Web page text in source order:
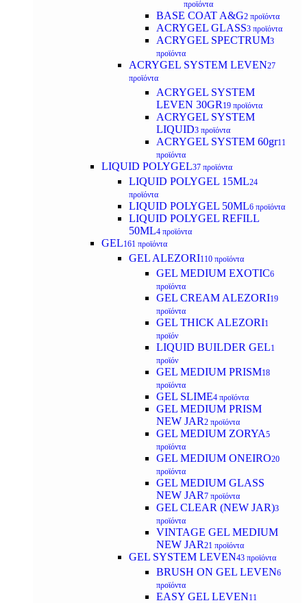
προϊόντα
BASE COAT A&G2 προϊόντα
ACRYGEL GLASS3 προϊόντα
ACRYGEL SPECTRUM3
προϊόντα
ACRYGEL SYSTEM LEVEN27
προϊόντα
ACRYGEL SYSTEM
LEVEN 30GR 19 προϊόντα
ACRYGEL SYSTEM
LIQUID3 προϊόντα
ACRYGEL SYSTEM 60gr11
προϊόντα
LIQUID POLYGEL37 προϊόντα
LIQUID POLYGEL 15ML24
προϊόντα
LIQUID POLYGEL 50ML6 προϊόντα
LIQUID POLYGEL REFILL
50ML4 προϊόντα
GEL161 προϊόντα
GEL ALEZORI110 προϊόντα
GEL MEDIUM EXOTIC6
προϊόντα
GEL CREAM ALEZORI19
προϊόντα
GEL THICK ALEZORI1
προϊόν
LIQUID BUILDER GEL1
προϊόν
GEL MEDIUM PRISM18
προϊόντα
GEL SLIME4 προϊόντα
GEL MEDIUM PRISM
NEW JAR2 προϊόντα
GEL MEDIUM ZORYA5
προϊόντα
GEL MEDIUM ONEIRO20
προϊόντα
GEL MEDIUM GLASS
NEW JAR7 προϊόντα
GEL CLEAR (NEW JAR)3
προϊόντα
VINTAGE GEL MEDIUM
NEW JAR21 προϊόντα
GEL SYSTEM LEVEN43 προϊόντα
BRUSH ON GEL LEVEN6
προϊόντα
EASY GEL LEVEN11